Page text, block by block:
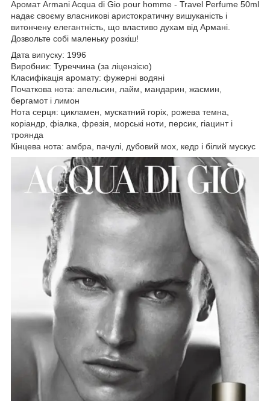
Аромат Armani Acqua di Gio pour homme - Travel Perfume 50ml
надає своєму власникові аристократичну вишуканість і
витончену елегантність, що властиво духам від Армані.
Дозвольте собі маленьку розкіш!
Дата випуску: 1996
Виробник: Туреччина (за ліцензією)
Класифікація аромату: фужерні водяні
Початкова нота: апельсин, лайм, мандарин, жасмин,
бергамот і лимон
Нота серця: цикламен, мускатний горіх, рожева темна,
коріандр, фіалка, фрезія, морські ноти, персик, гіацинт і
троянда
Кінцева нота: амбра, пачулі, дубовий мох, кедр і білий мускус